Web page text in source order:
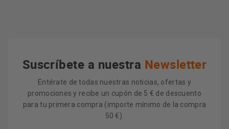
Suscríbete a nuestra Newsletter
Entérate de todas nuestras noticias, ofertas y
promociones y recibe un cupón de 5 € de descuento
para tu primera compra (importe mínimo de la compra
50 €).